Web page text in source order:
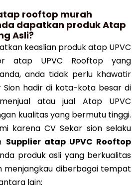
dapatkan produk Atap
Asli?
keaslian produk atap UPVC
atap UPVC Rooftop yang
anda tidak perlu khawatir
Sion hadir di kota-kota besar di
atau jual Atap UPVC
kualitas yang bermutu tinggi.
karena CV Sekar sion selaku
Supplier atap UPVC Rooftop
produk asli yang berkualitas
menjangkau diberbagai tempat
lain: